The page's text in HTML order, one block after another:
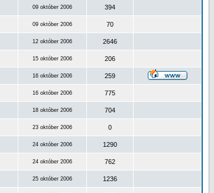
09 október 2006 394
09 október 2006 70
12 október 2006 2646
15 október 2006 206
16 október 2006 259
16 október 2006 775
18 október 2006 704
23 október 2006 0
24 október 2006 1290
24 október 2006 762
25 október 2006 1236